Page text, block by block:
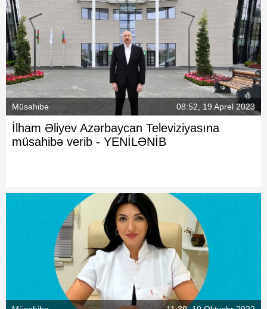
Müsahibə 08:52, 19 Aprel 2023
İlham Əliyev Azərbaycan Televiziyasına
müsahibə verib - YENİLƏNİB